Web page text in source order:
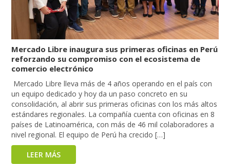
Mercado Libre inaugura sus primeras oficinas en Perú
reforzando su compromiso con el ecosistema de
comercio electrónico
Mercado Libre lleva más de 4 años operando en el país con
un equipo dedicado y hoy da un paso concreto en su
consolidación, al abrir sus primeras oficinas con los más altos
estándares regionales. La compañía cuenta con oficinas en 8
países de Latinoamérica, con más de 46 mil colaboradores a
nivel regional. El equipo de Perú ha crecido […]
LEER MÁS